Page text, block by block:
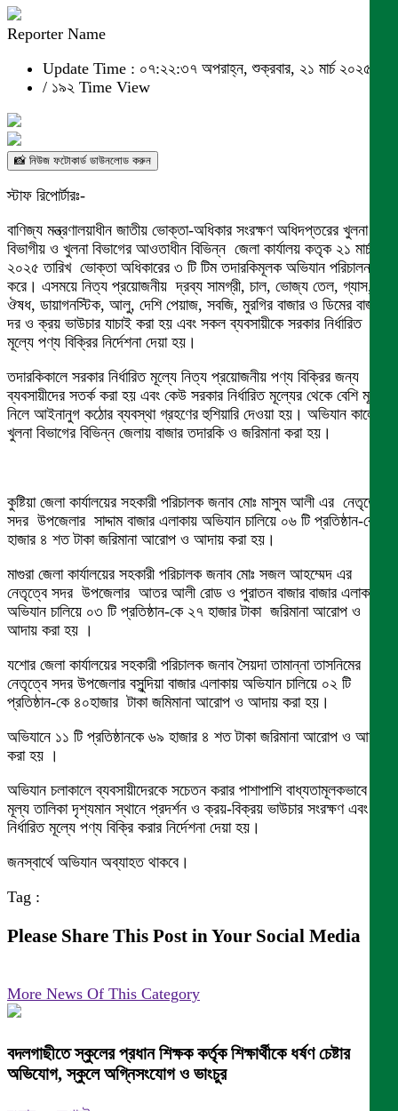
Reporter Name
Update Time : ০৭:২২:৩৭ অপরাহ্ন, শুক্রবার, ২১ মার্চ ২০২৫
/ ১৯২ Time View
📸 নিউজ ফটোকার্ড ডাউনলোড করুন
স্টাফ রিপোর্টারঃ-
বাণিজ্য মন্ত্রণালয়াধীন জাতীয় ভোক্তা-অধিকার সংরক্ষণ অধিদপ্তরের খুলনা
বিভাগীয় ও খুলনা বিভাগের আওতাধীন বিভিন্ন জেলা কার্যালয় কতৃক ২১ মার্চ
২০২৫ তারিখ ভোক্তা অধিকারের ৩ টি টিম তদারকিমূলক অভিযান পরিচালনা
করে। এসময়ে নিত্য প্রয়োজনীয় দ্রব্য সামগ্রী, চাল, ভোজ্য তেল, গ্যাস,
ঔষধ, ডায়াগনস্টিক, আলু, দেশি পেয়াজ, সবজি, মুরগির বাজার ও ডিমের বাজার
দর ও ক্রয় ভাউচার যাচাই করা হয় এবং সকল ব্যবসায়ীকে সরকার নির্ধারিত
মূল্যে পণ্য বিক্রির নির্দেশনা দেয়া হয়।
তদারকিকালে সরকার নির্ধারিত মূল্যে নিত্য প্রয়োজনীয় পণ্য বিক্রির জন্য
ব্যবসায়ীদের সতর্ক করা হয় এবং কেউ সরকার নির্ধারিত মূল্যের থেকে বেশি মূল্য
নিলে আইনানুগ কঠোর ব্যবস্থা গ্রহণের হুশিয়ারি দেওয়া হয়। অভিযান কালে
খুলনা বিভাগের বিভিন্ন জেলায় বাজার তদারকি ও জরিমানা করা হয়।
কুষ্টিয়া জেলা কার্যালয়ের সহকারী পরিচালক জনাব মোঃ মাসুম আলী এর নেতৃত্বে
সদর উপজেলার সাদ্দাম বাজার এলাকায় অভিযান চালিয়ে ০৬ টি প্রতিষ্ঠান-কে ২
হাজার ৪ শত টাকা জরিমানা আরোপ ও আদায় করা হয়।
মাগুরা জেলা কার্যালয়ের সহকারী পরিচালক জনাব মোঃ সজল আহম্মেদ এর
নেতৃত্বে সদর উপজেলার আতর আলী রোড ও পুরাতন বাজার বাজার এলাকায়
অভিযান চালিয়ে ০৩ টি প্রতিষ্ঠান-কে ২৭ হাজার টাকা জরিমানা আরোপ ও
আদায় করা হয় ।
যশোর জেলা কার্যালয়ের সহকারী পরিচালক জনাব সৈয়দা তামান্না তাসনিমের
নেতৃত্বে সদর উপজেলার বসুন্দিয়া বাজার এলাকায় অভিযান চালিয়ে ০২ টি
প্রতিষ্ঠান-কে ৪০হাজার টাকা জমিমানা আরোপ ও আদায় করা হয়।
অভিযানে ১১ টি প্রতিষ্ঠানকে ৬৯ হাজার ৪ শত টাকা জরিমানা আরোপ ও আদায়
করা হয় ।
অভিযান চলাকালে ব্যবসায়ীদেরকে সচেতন করার পাশাপাশি বাধ্যতামূলকভাবে
মূল্য তালিকা দৃশ্যমান স্থানে প্রদর্শন ও ক্রয়-বিক্রয় ভাউচার সংরক্ষণ এবং
নির্ধারিত মূল্যে পণ্য বিক্রি করার নির্দেশনা দেয়া হয়।
জনস্বার্থে অভিযান অব্যাহত থাকবে।
Tag :
Please Share This Post in Your Social Media
More News Of This Category
বদলগাছীতে স্কুলের প্রধান শিক্ষক কর্তৃক শিক্ষার্থীকে ধর্ষণ চেষ্টার
অভিযোগ, স্কুলে অগ্নিসংযোগ ও ভাংচুর